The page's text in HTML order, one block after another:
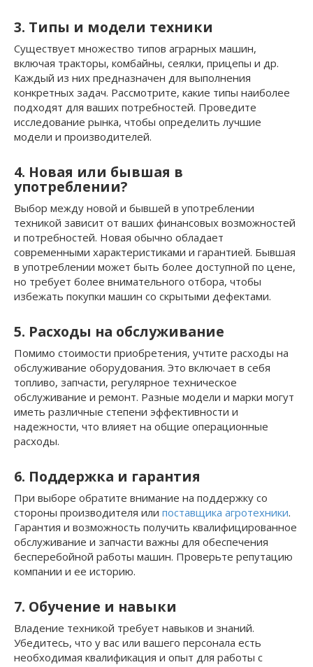
3. Типы и модели техники
Существует множество типов аграрных машин,
включая тракторы, комбайны, сеялки, прицепы и др.
Каждый из них предназначен для выполнения
конкретных задач. Рассмотрите, какие типы наиболее
подходят для ваших потребностей. Проведите
исследование рынка, чтобы определить лучшие
модели и производителей.
4. Новая или бывшая в
употреблении?
Выбор между новой и бывшей в употреблении
техникой зависит от ваших финансовых возможностей
и потребностей. Новая обычно обладает
современными характеристиками и гарантией. Бывшая
в употреблении может быть более доступной по цене,
но требует более внимательного отбора, чтобы
избежать покупки машин со скрытыми дефектами.
5. Расходы на обслуживание
Помимо стоимости приобретения, учтите расходы на
обслуживание оборудования. Это включает в себя
топливо, запчасти, регулярное техническое
обслуживание и ремонт. Разные модели и марки могут
иметь различные степени эффективности и
надежности, что влияет на общие операционные
расходы.
6. Поддержка и гарантия
При выборе обратите внимание на поддержку со
стороны производителя или поставщика агротехники.
Гарантия и возможность получить квалифицированное
обслуживание и запчасти важны для обеспечения
бесперебойной работы машин. Проверьте репутацию
компании и ее историю.
7. Обучение и навыки
Владение техникой требует навыков и знаний.
Убедитесь, что у вас или вашего персонала есть
необходимая квалификация и опыт для работы с